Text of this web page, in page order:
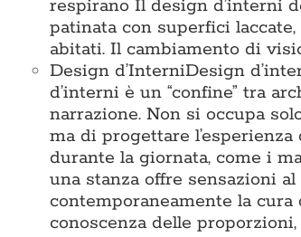
respirano Il design d’interni
patinata con superfici
abitati. Il cambiamento di
Design d’InterniDesign
d’interni è un “confine” tra
narrazione. Non si occupa
ma di progettare
durante la giornata, come i
una stanza offre sensazioni
contemporaneamente la
conoscenza delle